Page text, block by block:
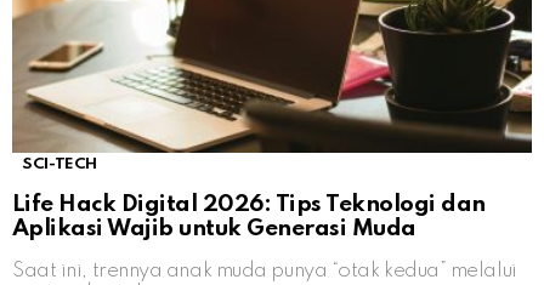
SCI-TECH
Life Hack Digital 2026: Tips Teknologi dan
Aplikasi Wajib untuk Generasi Muda
Saat ini, trennya anak muda punya “otak kedua” melalui